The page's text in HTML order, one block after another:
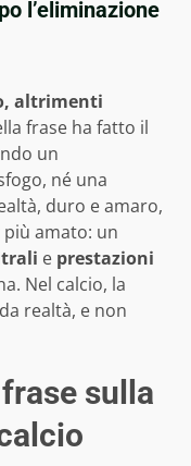
l’eliminazione
altrimenti
frase ha fatto il
un
né una
duro e amaro,
amato: un
e prestazioni
Nel calcio, la
realtà, e non
sulla